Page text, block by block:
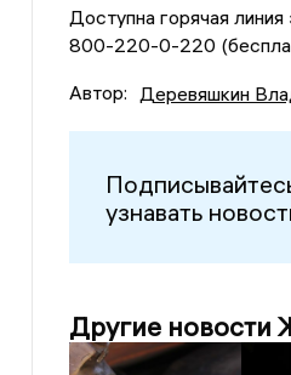
Доступна горячая
800-220-0-220
Автор: Деревяшкин
узнавать
Другие новости